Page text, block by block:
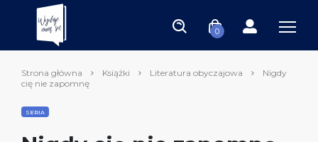
0
Strona główna Książki Literatura obyczajowa
Nigdy
cię nie zapomnę
SERIA